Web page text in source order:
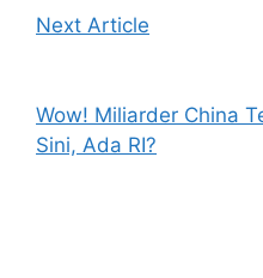
Next Article
Wow! Miliarder China
Sini, Ada RI?